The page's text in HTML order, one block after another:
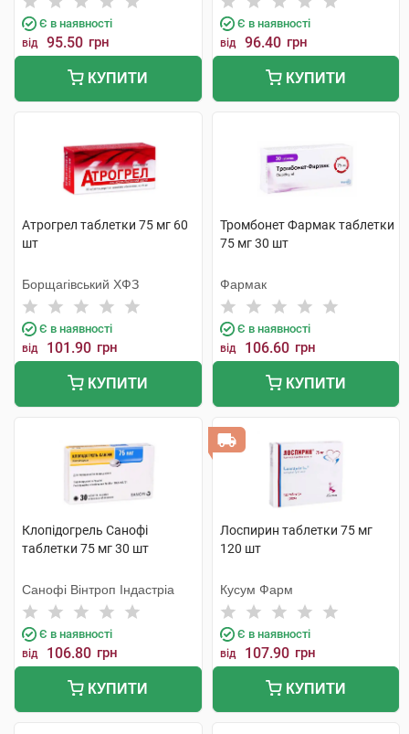
Є в наявності
від 95.50 грн
КУПИТИ
Є в наявності
від 96.40 грн
КУПИТИ
Атрогрел таблетки 75 мг 60
шт
Борщагівський ХФЗ
Є в наявності
від 101.90 грн
КУПИТИ
Тромбонет Фармак таблетки
75 мг 30 шт
Фармак
Є в наявності
від 106.60 грн
КУПИТИ
Клопідогрель Санофі
таблетки 75 мг 30 шт
Санофі Вінтроп Індастріа
Є в наявності
від 106.80 грн
КУПИТИ
Лоспирин таблетки 75 мг
120 шт
Кусум Фарм
Є в наявності
від 107.90 грн
КУПИТИ